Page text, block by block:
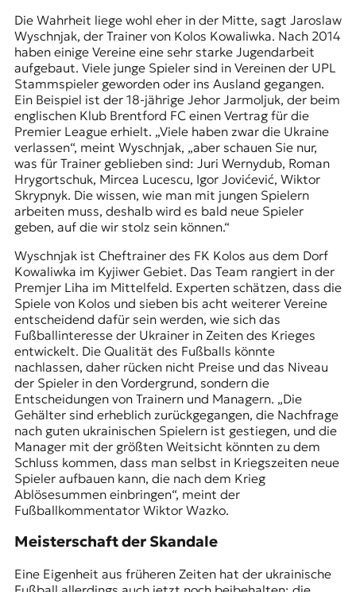
Die Wahrheit liege wohl eher in der Mitte, sagt Jaroslaw
Wyschnjak, der Trainer von Kolos Kowaliwka. Nach 2014
haben einige Vereine eine sehr starke Jugendarbeit
aufgebaut. Viele junge Spieler sind in Vereinen der UPL
Stammspieler geworden oder ins Ausland gegangen.
Ein Beispiel ist der 18-jährige Jehor Jarmoljuk, der beim
englischen Klub Brentford FC einen Vertrag für die
Premier League erhielt. „Viele haben zwar die Ukraine
verlassen“, meint Wyschnjak, „aber schauen Sie nur,
was für Trainer geblieben sind: Juri Wernydub, Roman
Hrygortschuk, Mircea Lucescu, Igor Jovićević, Wiktor
Skrypnyk. Die wissen, wie man mit jungen Spielern
arbeiten muss, deshalb wird es bald neue Spieler
geben, auf die wir stolz sein können.“
Wyschnjak ist Cheftrainer des FK Kolos aus dem Dorf
Kowaliwka im Kyjiwer Gebiet. Das Team rangiert in der
Premjer Liha im Mittelfeld. Experten schätzen, dass die
Spiele von Kolos und sieben bis acht weiterer Vereine
entscheidend dafür sein werden, wie sich das
Fußballinteresse der Ukrainer in Zeiten des Krieges
entwickelt. Die Qualität des Fußballs könnte
nachlassen, daher rücken nicht Preise und das Niveau
der Spieler in den Vordergrund, sondern die
Entscheidungen von Trainern und Managern. „Die
Gehälter sind erheblich zurückgegangen, die Nachfrage
nach guten ukrainischen Spielern ist gestiegen, und die
Manager mit der größten Weitsicht könnten zu dem
Schluss kommen, dass man selbst in Kriegszeiten neue
Spieler aufbauen kann, die nach dem Krieg
Ablösesummen einbringen“, meint der
Fußballkommentator Wiktor Wazko.
Meisterschaft der Skandale
Eine Eigenheit aus früheren Zeiten hat der ukrainische